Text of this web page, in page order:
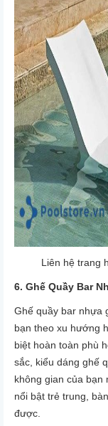
Liên hệ trang
6. Ghế Quầy Bar
Ghế quầy bar nhựa
bạn theo xu hướng
biệt hoàn toàn phù
sắc, kiểu dáng ghế
không gian của bạn
nổi bật trẻ trung,
được.